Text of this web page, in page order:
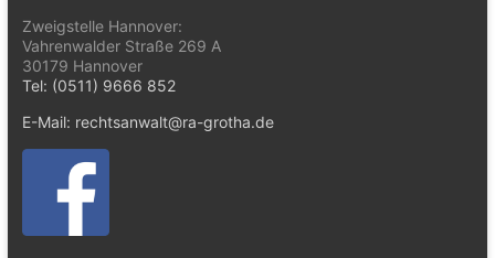
Zweigstelle Hannover:
Vahrenwalder Straße 269 A
30179 Hannover
Tel: (0511) 9666 852
E-Mail: rechtsanwalt@ra-grotha.de